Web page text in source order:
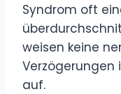
Syndrom oft
weisen keine
Verzögerungen
auf.